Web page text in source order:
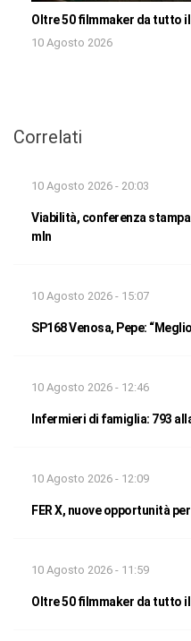
Oltre 50 filmmaker da tutto
10 Agosto 2026
Correlati
10 Agosto 2026 - 20:03
Viabilità, conferenza
mln
10 Agosto 2026 - 15:07
SP168 Venosa, Pepe:
10 Agosto 2026 - 12:46
Infermieri di famiglia: 793
10 Agosto 2026 - 12:09
FER X, nuove opportunità
10 Agosto 2026 - 11:59
Oltre 50 filmmaker da tutto